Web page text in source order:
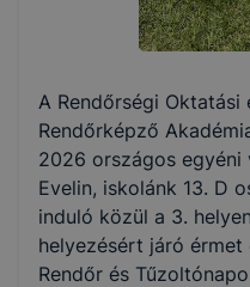
A Rendőrségi Oktatási
Rendőrképző
2026 országos egyéni
Evelin, iskolánk 13. D
induló közül a 3.
helyezésért járó érmet
Rendőr és